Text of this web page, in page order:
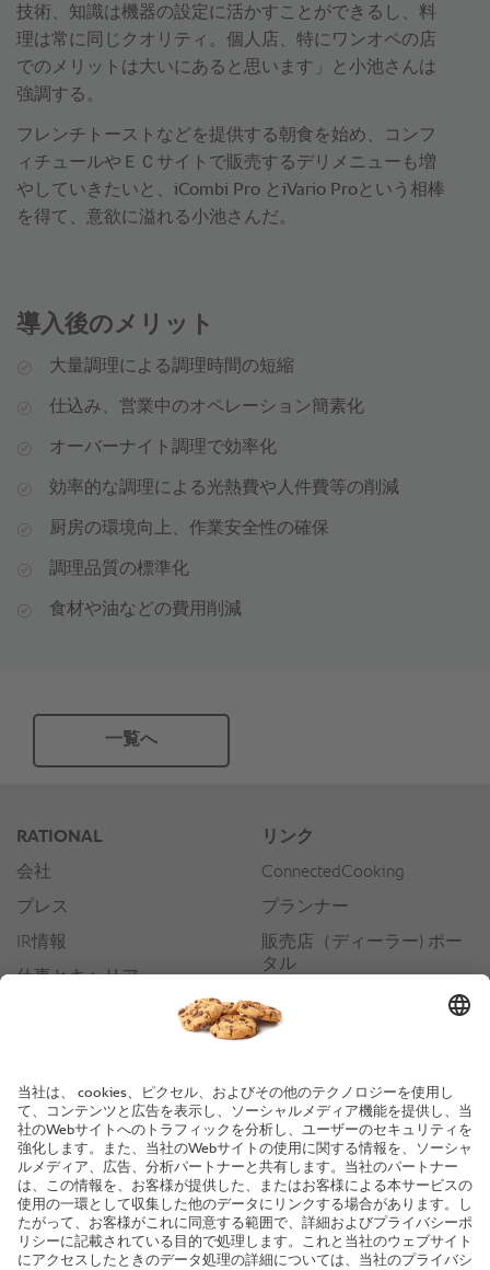
技術、知識は機器の設定に活かすことができるし、料
理は常に同じクオリティ。個人店、特にワンオペの店
でのメリットは大いにあると思います」と小池さんは
強調する。
フレンチトーストなどを提供する朝食を始め、コンフ
ィチュールやＥＣサイトで販売するデリメニューも増
やしていきたいと、iCombi Pro とiVario Proという相棒
を得て、意欲に溢れる小池さんだ。
導入後のメリット
大量調理による調理時間の短縮
仕込み、営業中のオペレーション簡素化
オーバーナイト調理で効率化
効率的な調理による光熱費や人件費等の削減
厨房の環境向上、作業安全性の確保
調理品質の標準化
食材や油などの費用削減
一覧へ